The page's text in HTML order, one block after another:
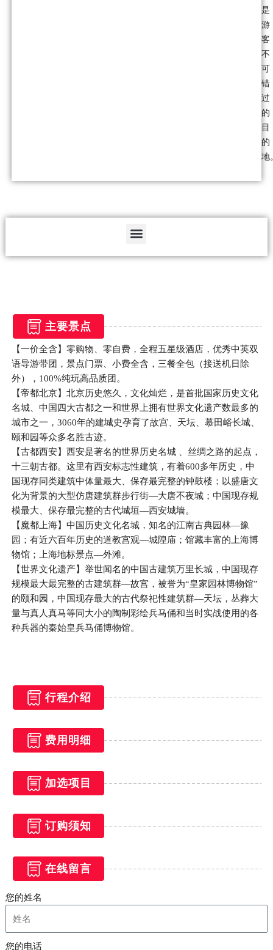
是
游
客
不
可
错
过
的
目
的
地
主要景点
【一价全含】零购物、零自费，全程五星级酒店，优秀中英双
语导游带团，景点门票、小费全含，三餐全包（接送机日除
外），100%纯玩高品质团。
【帝都北京】北京历史悠久，文化灿烂，是首批国家历史文化
名城、中国四大古都之一和世界上拥有世界文化遗产数最多的
城市之一，3060年的建城史孕育了故宫、天坛、慕田峪长城、
颐和园等众多名胜古迹。
【古都西安】西安是著名的世界历史名城 、丝绸之路的起点，
十三朝古都。这里有西安标志性建筑，有着600多年历史，中
国现存同类建筑中体量最大、保存最完整的钟鼓楼；以盛唐文
化为背景的大型仿唐建筑群步行街—大唐不夜城；中国现存规
模最大、保存最完整的古代城垣—西安城墙。
【魔都上海】中国历史文化名城，知名的江南古典园林—豫
园；有近六百年历史的道教宫观—城隍庙；馆藏丰富的上海博
物馆；上海地标景点—外滩。
【世界文化遗产】举世闻名的中国古建筑万里长城，中国现存
规模最大最完整的古建筑群—故宫，被誉为“皇家园林博物馆”
的颐和园，中国现存最大的古代祭祀性建筑群—天坛，丛葬大
量与真人真马等同大小的陶制彩绘兵马俑和当时实战使用的各
种兵器的秦始皇兵马俑博物馆。
行程介绍
费用明细
加选项目
订购须知
在线留言
您的姓名
您的电话